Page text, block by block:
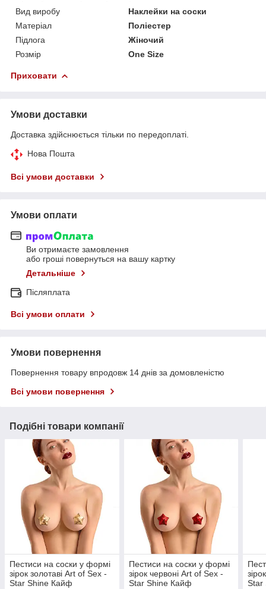
Вид виробу
Наклейки на соски
Матеріал
Поліестер
Підлога
Жіночий
Розмір
One Size
Приховати
Умови доставки
Доставка здійснюється тільки по передоплаті.
Нова Пошта
Всі умови доставки
Умови оплати
Ви отримаєте замовлення
або гроші повернуться на вашу картку
Детальніше
Післяплата
Всі умови оплати
Умови повернення
Повернення товару впродовж 14 днів за домовленістю
Всі умови повернення
Подібні товари компанії
Пестиси на соски у формі
зірок золотаві Art of Sex -
Star Shine Кайф
Пестиси на соски у формі
зірок червоні Art of Sex -
Star Shine Кайф
Star